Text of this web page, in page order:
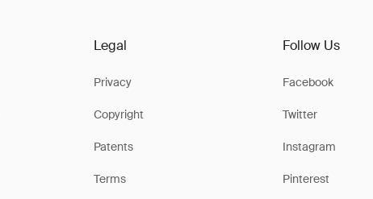
Legal
Privacy
Copyright
Patents
Terms
Follow Us
Facebook
Twitter
Instagram
Pinterest